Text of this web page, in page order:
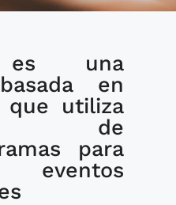
es una
en
que utiliza
de
para